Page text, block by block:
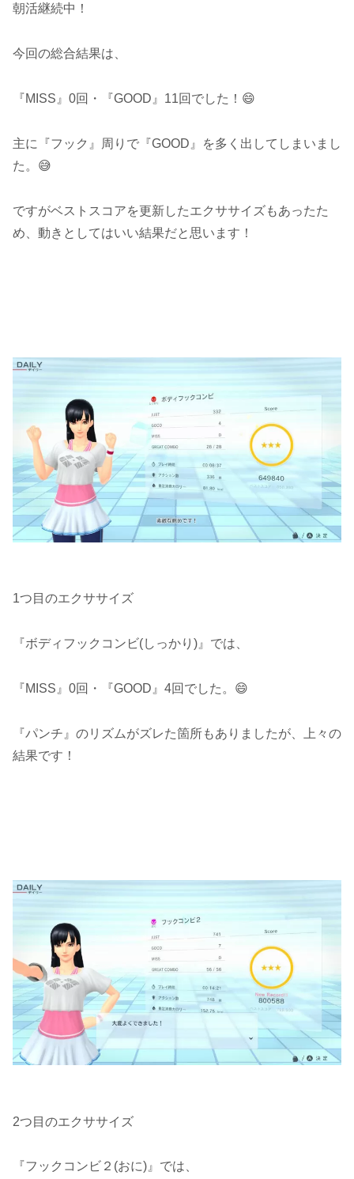
朝活継続中！
今回の総合結果は、
『MISS』0回・『GOOD』11回でした！😄
主に『フック』周りで『GOOD』を多く出してしまいまし
た。😅
ですがベストスコアを更新したエクササイズもあったた
め、動きとしてはいい結果だと思います！
1つ目のエクササイズ
『ボディフックコンビ(しっかり)』では、
『MISS』0回・『GOOD』4回でした。😄
『パンチ』のリズムがズレた箇所もありましたが、上々の
結果です！
2つ目のエクササイズ
『フックコンビ２(おに)』では、